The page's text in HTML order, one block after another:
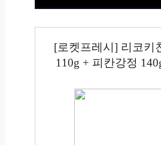
[로켓프레시] 리코키
110g + 피칸강정